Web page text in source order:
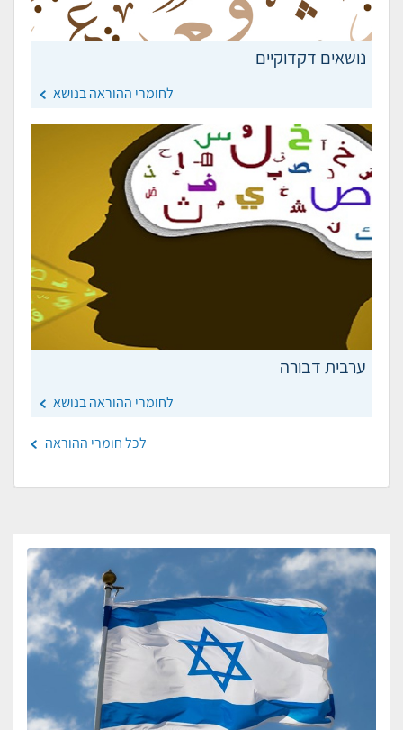
נושאים דקדוקיים
לחומרי ההוראה בנושא
ערבית דבורה
לחומרי ההוראה בנושא
לכל חומרי ההוראה